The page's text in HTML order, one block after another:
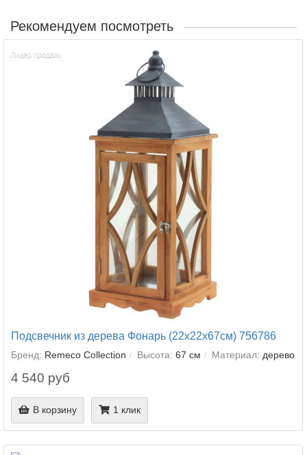
Рекомендуем посмотреть
Лидер продаж!
Подсвечник из дерева Фонарь (22х22х67см) 756786
Бренд: Remeco Collection Высота: 67 см Материал: дерево
4 540 руб
В корзину 1 клик